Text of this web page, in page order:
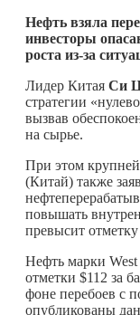
Нефть взяла
инвесторы
роста из-за
Лидер Китая Си
стратегии
вызвав
на сырье.
При этом
(Китай) также
повышать
превысит отметку
Нефть марки West
отметки $112 за
фоне перебоев с
опубликованы